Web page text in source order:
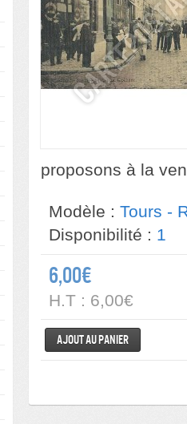
proposons à la
Modèle : Tours -
Disponibilité : 1
6,00€
H.T : 6,00€
Ajout au panier